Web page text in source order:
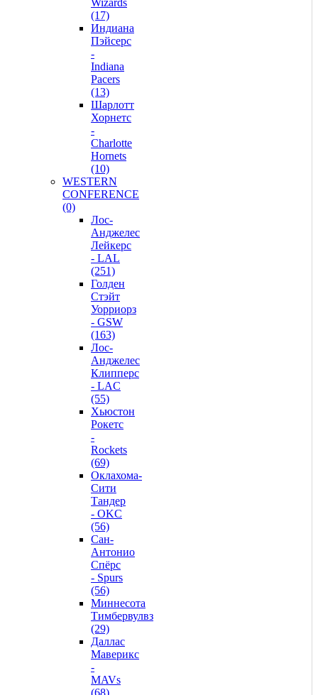
(17)
Индиана
Пэйсерс
-
Indiana
Pacers
(13)
Шарлотт
Хорнетс
-
Charlotte
Hornets
(10)
WESTERN
CONFERENCE
(0)
Лос-
Анджелес
Лейкерс
- LAL
(251)
Голден
Стэйт
Уорриорз
- GSW
(163)
Лос-
Анджелес
Клипперс
- LAC
(55)
Хьюстон
Рокетс
-
Rockets
(69)
Оклахома-
Сити
Тандер
- OKC
(56)
Сан-
Антонио
Спёрс
- Spurs
(56)
Миннесота
Тимбервулвз
(29)
Даллас
Маверикс
-
MAVs
(68)